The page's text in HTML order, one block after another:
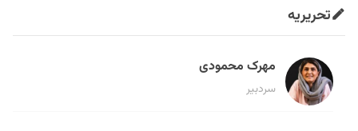
تحریریه
مهرک محمودی
سردبیر